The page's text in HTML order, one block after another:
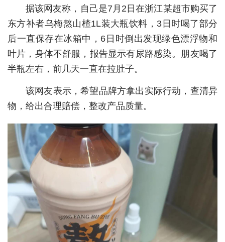
经济
城建
科教
健康
悠游
汽车
房产
消费
创意
文化
据该网友称，自己是7月2日在浙江某超市购买了
东方补者乌梅熬山楂1L装大瓶饮料，3日时喝了部分
后一直保存在冰箱中，6日时倒出发现绿色漂浮物和
叶片，身体不舒服，报告显示有尿路感染。朋友喝了
半瓶左右，前几天一直在拉肚子。
该网友表示，希望品牌方拿出实际行动，查清异
物，给出合理赔偿，整改产品质量。